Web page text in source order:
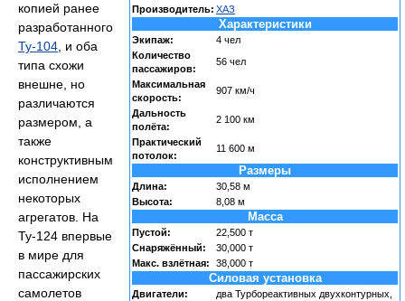
Производитель: ХАЗ
Характеристики
Экипаж:
4 чел
Количество
пассажиров:
56 чел
Максимальная
скорость:
907 км/ч
Дальность
полёта:
2 100 км
Практический
потолок:
11 600 м
Размеры
Длина:
30,58 м
Высота:
8,08 м
Масса
Пустой:
22,500 т
Снаряжённый:
30,000 т
Макс. взлётная:
38,000 т
Силовая установка
Двигатели:
два Турбореактивных двухконтурных,
копией ранее
разработанного
Ту-104 , и оба
типа схожи
внешне, но
различаются
размером, а
также
конструктивным
исполнением
некоторых
агрегатов. На
Ту-124 впервые
в мире для
пассажирских
самолетов